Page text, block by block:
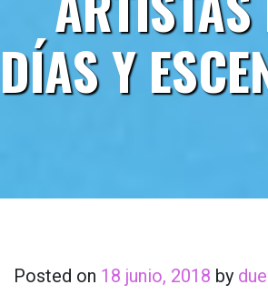
DÍAS Y
Posted on 18 junio, 2018 by